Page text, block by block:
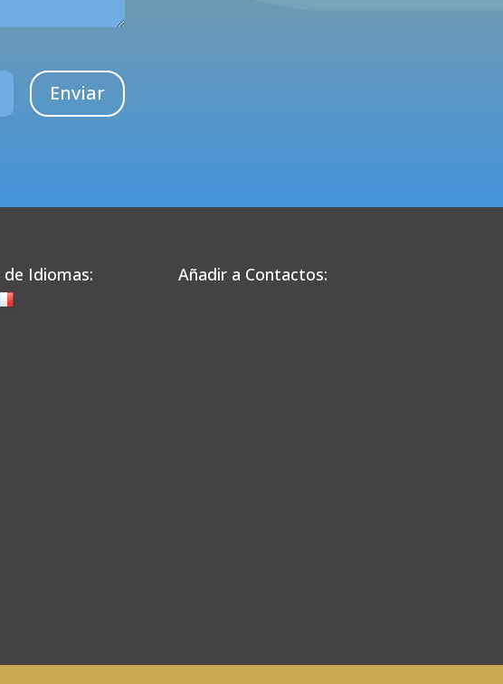
Enviar
Idiomas: Añadir a Contactos: